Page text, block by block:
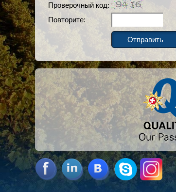
Проверочный код:
Повторите:
Отправить